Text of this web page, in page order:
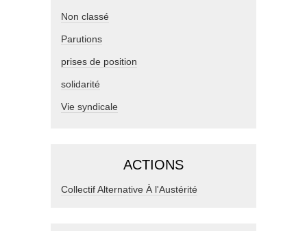
Non classé
Parutions
prises de position
solidarité
Vie syndicale
ACTIONS
Collectif Alternative À l'Austérité